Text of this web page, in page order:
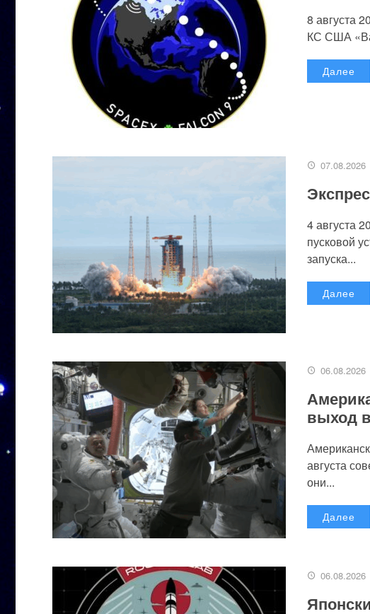
8 августа
КС США
Далее
07.08.2026
4 августа
пусковой
запуска...
Далее
06.08.2026
выход
августа
они...
Далее
06.08.2026